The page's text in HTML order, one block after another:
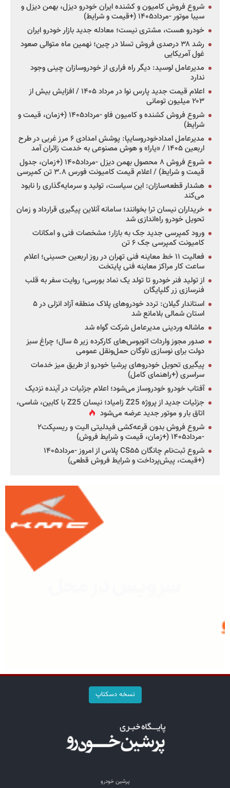
شروع فروش کامیون و کشنده ایران خودرو دیزل، بهمن دیزل و
سیبا موتور -مرداد۱۴۰۵ (+قیمت و شرایط)
خودرو هست، مشتری نیست؛ معادله جدید بازار خودرو ایران
رشد ۳۸ درصدی فروش تسلا در چین؛ نهمین ماه متوالی صعود
غول آمریکایی
مدیرعامل لوسید: دیگر راه فراری از خودروسازان چینی وجود
ندارد
اعلام قیمت جدید پارس نوا در مرداد ۱۴۰۵ / افزایش بیش از
۲۰۳ میلیون تومانی
شروع فروش کشنده و کامیون فاو -مرداد۱۴۰۵ (+زمان، قیمت و
شرایط)
مدیرعامل امدادخودروسایپا: پوشش امدادی ۶ مرز غربی در طرح
اربعین ۱۴۰۵ / «یارا» و هوش مصنوعی به خدمت زائران آمد
شروع فروش ۸ محصول بهمن دیزل -مرداد۱۴۰۵ (+زمان، جدول
قیمت و شرایط) / اعلام قیمت کامیونت فورس ۳.۸ تن کمپرسی
هشدار قطعه‌سازان: این سیاست، تولید و سرمایه‌گذاری را نابود
می‌کند
خریداران نیسان ترا بخوانند؛ سامانه آنلاین پیگیری قرارداد و زمان
تحویل خودرو راه‌اندازی شد
ورود کمپرسی جدید جک به بازار؛ مشخصات فنی و امکانات
کامیونت کمپرسی جک ۶ تن
فعالیت ۱۱ خط معاینه فنی تهران در روز اربعین حسینی؛ اعلام
ساعت کار مراکز معاینه فنی پایتخت
از تولید فنر خودرو تا تولد یک نماد بورسی؛ روایت سفر به قلب
فنرسازی زر گلپایگان
استاندار گیلان: تردد خودروهای پلاک منطقه آزاد انزلی در ۵
استان شمالی بلامانع شد
ماشاله وردینی مدیرعامل شرکت گواه شد
صدور مجوز واردات اتوبوس‌های کارکرده زیر ۵ سال؛ چراغ سبز
دولت برای نوسازی ناوگان حمل‌ونقل عمومی
پیگیری تحویل خودروهای پرشیا خودرو از طریق میز خدمات
سراسری (+راهنمای کامل)
آفتاب خودرو خودروساز می‌شود؛ اعلام جزئیات در آینده نزدیک
جزئیات جدید از پروژه Z25 زامیاد؛ نیسان Z25 با کابین، شاسی،
اتاق بار و موتور جدید عرضه می‌شود
شروع فروش بدون قرعه‌کشی فیدلیتی الیت و ریسپکت۲
-مرداد۱۴۰۵ (+زمان، قیمت و شرایط فروش)
شروع ثبت‌نام چانگان CS۵۵ پلاس از امروز -مرداد۱۴۰۵
(+قیمت، پیش‌پرداخت و شرایط فروش قطعی)
نسخه دسکتاپ
پرشین خودرو